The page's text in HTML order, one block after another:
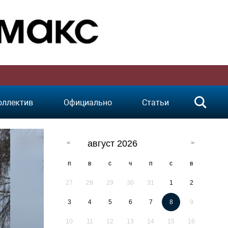
Официально Статьи
август 2026
п в с ч п с в
27 28 29 30 31 1 2
3 4 5 6 7 8 9
10 11 12 13 14 15 16